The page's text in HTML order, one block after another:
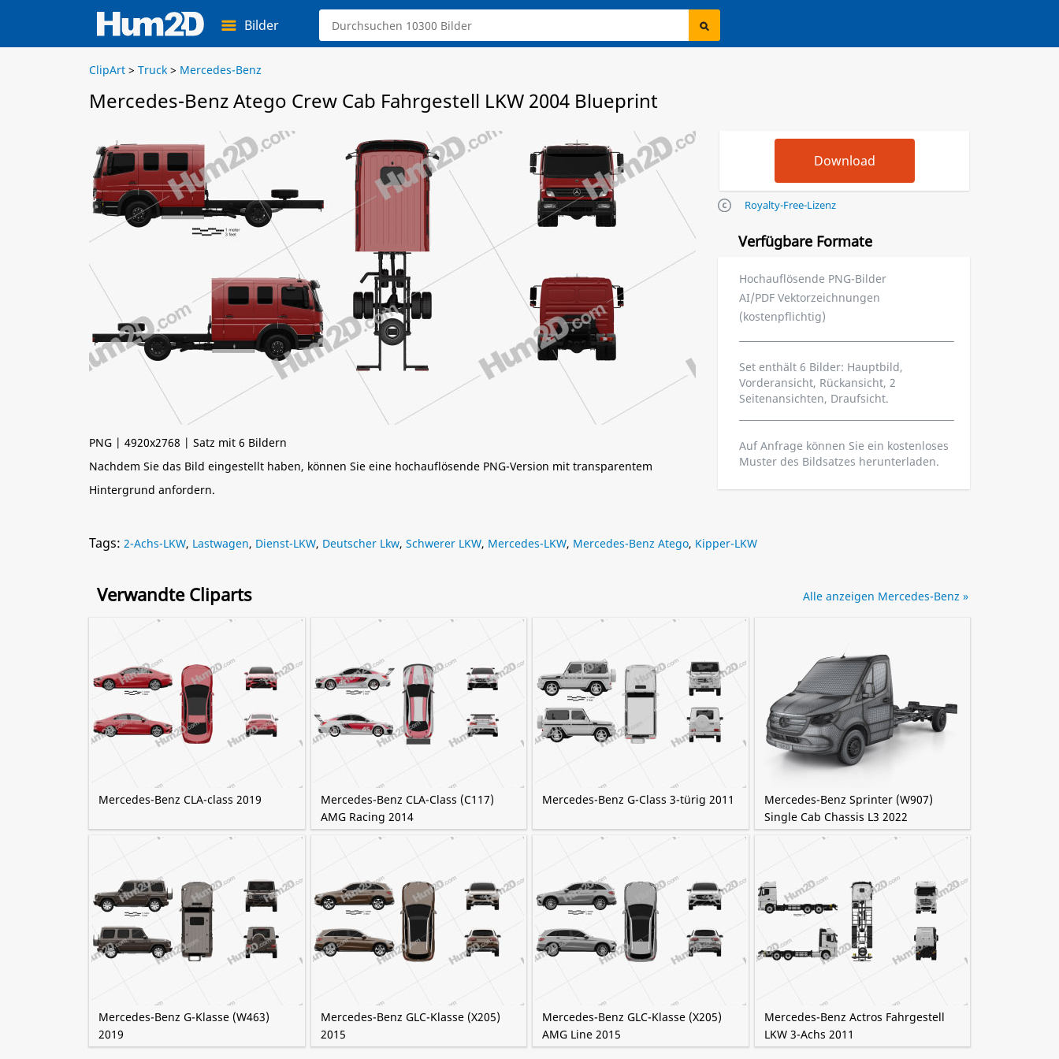
Bilder
ClipArt > Truck > Mercedes-Benz
Mercedes-Benz Atego Crew Cab Fahrgestell LKW 2004 Blueprint
PNG | 4920x2768 | Satz mit 6 Bildern
Nachdem Sie das Bild eingestellt haben, können Sie eine hochauflösende PNG-Version mit transparentem
Hintergrund anfordern.
Royalty-Free-Lizenz
Verfügbare Formate
Hochauflösende PNG-Bilder
AI/PDF Vektorzeichnungen
(kostenpflichtig)
Set enthält 6 Bilder: Hauptbild,
Vorderansicht, Rückansicht, 2
Seitenansichten, Draufsicht.
Auf Anfrage können Sie ein kostenloses
Muster des Bildsatzes herunterladen.
Tags: 2-Achs-LKW, Lastwagen, Dienst-LKW, Deutscher Lkw, Schwerer LKW, Mercedes-LKW, Mercedes-Benz Atego, Kipper-LKW
Verwandte Cliparts
Mercedes-Benz CLA-class 2019
Mercedes-Benz CLA-Class (C117)
AMG Racing 2014
Mercedes-Benz G-Class 3-türig 2011
Mercedes-Benz Sprinter (W907)
Single Cab Chassis L3 2022
Mercedes-Benz G-Klasse (W463)
2019
Mercedes-Benz GLC-Klasse (X205)
2015
Mercedes-Benz GLC-Klasse (X205)
AMG Line 2015
Mercedes-Benz Actros Fahrgestell
LKW 3-Achs 2011
Alle anzeigen Mercedes-Benz »